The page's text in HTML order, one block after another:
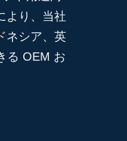
より、当社
ネシア、英
る OEM お